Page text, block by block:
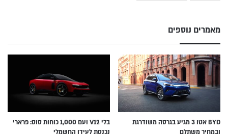
מאמרים נוספים
BYD אטו 3 מגיע בגרסה משודרגת
ובמחיר משתלם
בלי V12 ועם 1,000 כוחות סוס: פרארי
נכנסת לעידן החשמלי